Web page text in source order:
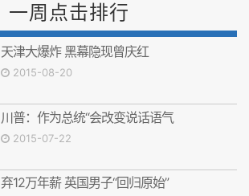
一周点击排行
天津大爆炸 黑幕隐现曾庆红
2015-08-20
川普：作为总统“会改变说话语气
2015-07-22
弃12万年薪 英国男子“回归原始”